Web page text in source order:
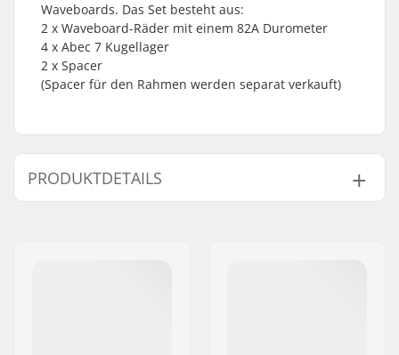
Waveboards. Das Set besteht aus:
2 x Waveboard-Räder mit einem 82A Durometer
4 x Abec 7 Kugellager
2 x Spacer
(Spacer für den Rahmen werden separat verkauft)
PRODUKTDETAILS